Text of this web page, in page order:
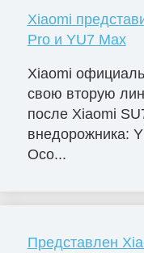
Xiaomi
Pro и YU7 Max
Xiaomi
свою вторую
после Xiaomi
внедорожника:
Осо...
Представлен